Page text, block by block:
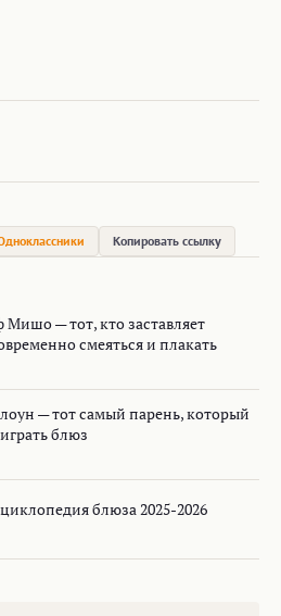
Копировать ссылку
— тот, кто заставляет
смеяться и плакать
— тот самый парень, который
блюз
блюза 2025-2026